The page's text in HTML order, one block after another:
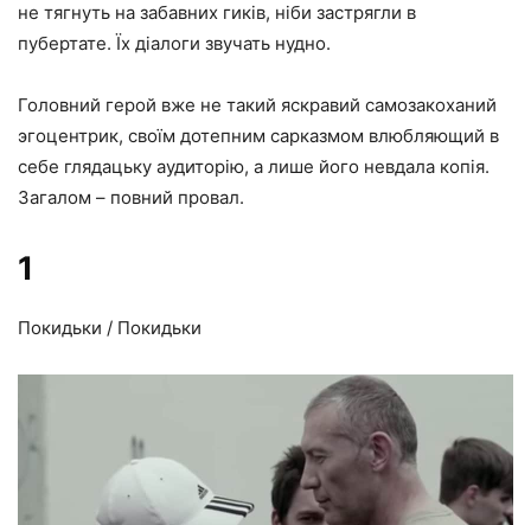
не тягнуть на забавних гиків, ніби застрягли в
пубертате. Їх діалоги звучать нудно.
Головний герой вже не такий яскравий самозакоханий
эгоцентрик, своїм дотепним сарказмом влюбляющий в
себе глядацьку аудиторію, а лише його невдала копія.
Загалом – повний провал.
1
Покидьки / Покидьки